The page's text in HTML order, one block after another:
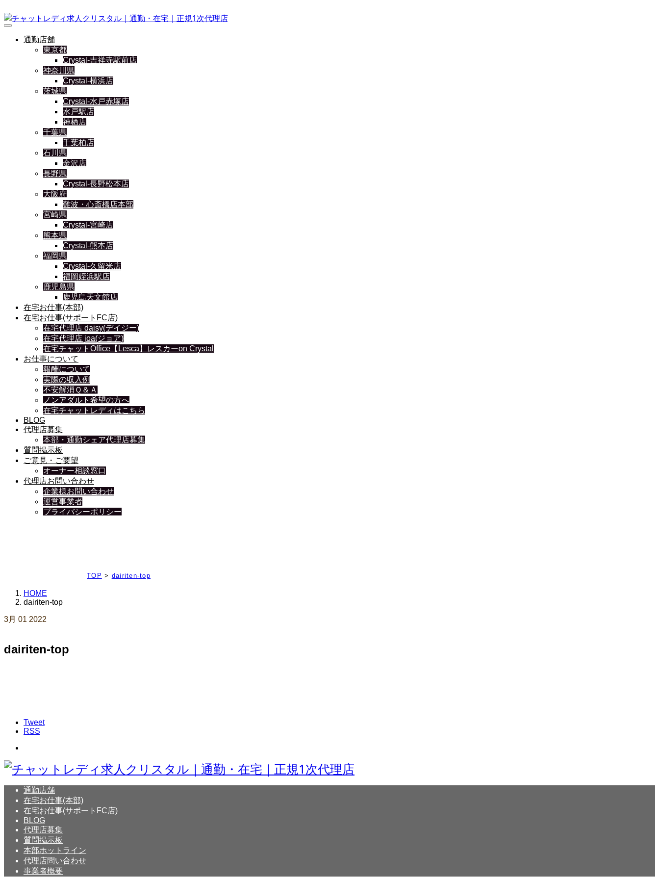
通勤店舗
東京都
Crystal-吉祥寺駅前店
神奈川県
Crystal-横浜店
茨城県
Crystal-水戸赤塚店
水戸駅店
神栖店
千葉県
千葉柏店
石川県
金沢店
長野県
Crystal-長野松本店
大阪府
難波・心斎橋店本部
宮崎県
Crystal-宮崎店
熊本県
Crystal-熊本店
福岡県
Crystal-久留米店
福岡姪浜駅店
鹿児島県
鹿児島天文館店
在宅お仕事(本部)
在宅お仕事(サポートFC店)
在宅代理店 daisy(デイジー)
在宅代理店 joa(ジョア)
在宅チャットOffice【Lesca】レスカーon Crystal
お仕事について
報酬について
実際の収入例
不安解消Ｑ＆Ａ
ノンアダルト希望の方へ
在宅チャットレディはこちら
BLOG
代理店募集
本部・通勤シェア代理店募集
質問掲示板
ご意見・ご要望
オーナー相談窓口
代理店お問い合わせ
企業様お問い合わせ
運営事業者
プライバシーポリシー
TOP > dairiten-top
HOME
dairiten-top
3月 01 2022
dairiten-top
Tweet
RSS
通勤店舗
在宅お仕事(本部)
在宅お仕事(サポートFC店)
BLOG
代理店募集
質問掲示板
本部ホットライン
代理店問い合わせ
事業者概要